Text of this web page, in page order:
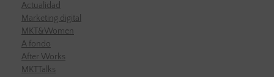
Actualidad
Marketing digital
MKT&Women
A fondo
After Works
MKTTalks